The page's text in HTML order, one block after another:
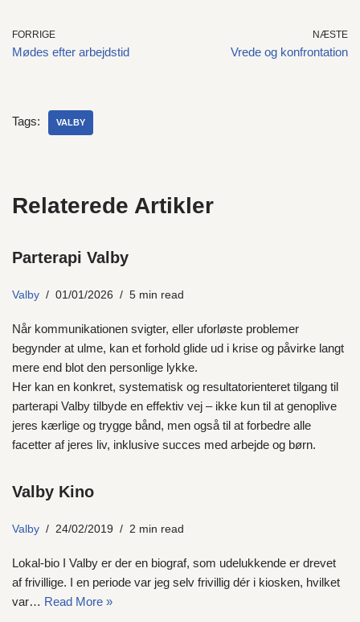
FORRIGE
Mødes efter arbejdstid
NÆSTE
Vrede og konfrontation
Tags: VALBY
Relaterede Artikler
Parterapi Valby
Valby 01/01/2026 5 min read
Når kommunikationen svigter, eller uforløste problemer
begynder at ulme, kan et forhold glide ud i krise og påvirke langt
mere end blot den personlige lykke.
Her kan en konkret, systematisk og resultatorienteret tilgang til
parterapi Valby tilbyde en effektiv vej – ikke kun til at genoplive
jeres kærlige og trygge bånd, men også til at forbedre alle
facetter af jeres liv, inklusive succes med arbejde og børn.
Valby Kino
Valby 24/02/2019 2 min read
Lokal-bio I Valby er der en biograf, som udelukkende er drevet
af frivillige. I en periode var jeg selv frivillig dér i kiosken, hvilket
var… Read More »